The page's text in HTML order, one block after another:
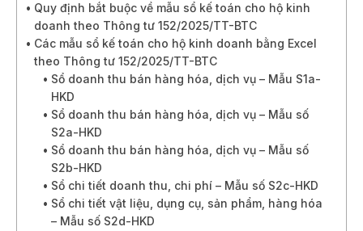
Quy định bắt buộc về mẫu sổ kế toán cho hộ kinh
doanh theo Thông tư 152/2025/TT-BTC
Các mẫu sổ kế toán cho hộ kinh doanh bằng Excel
theo Thông tư 152/2025/TT-BTC
Sổ doanh thu bán hàng hóa, dịch vụ – Mẫu S1a-
HKD
Sổ doanh thu bán hàng hóa, dịch vụ – Mẫu số
S2a-HKD
Sổ doanh thu bán hàng hóa, dịch vụ – Mẫu số
S2b-HKD
Sổ chi tiết doanh thu, chi phí – Mẫu số S2c-HKD
Sổ chi tiết vật liệu, dụng cụ, sản phẩm, hàng hóa
– Mẫu số S2d-HKD